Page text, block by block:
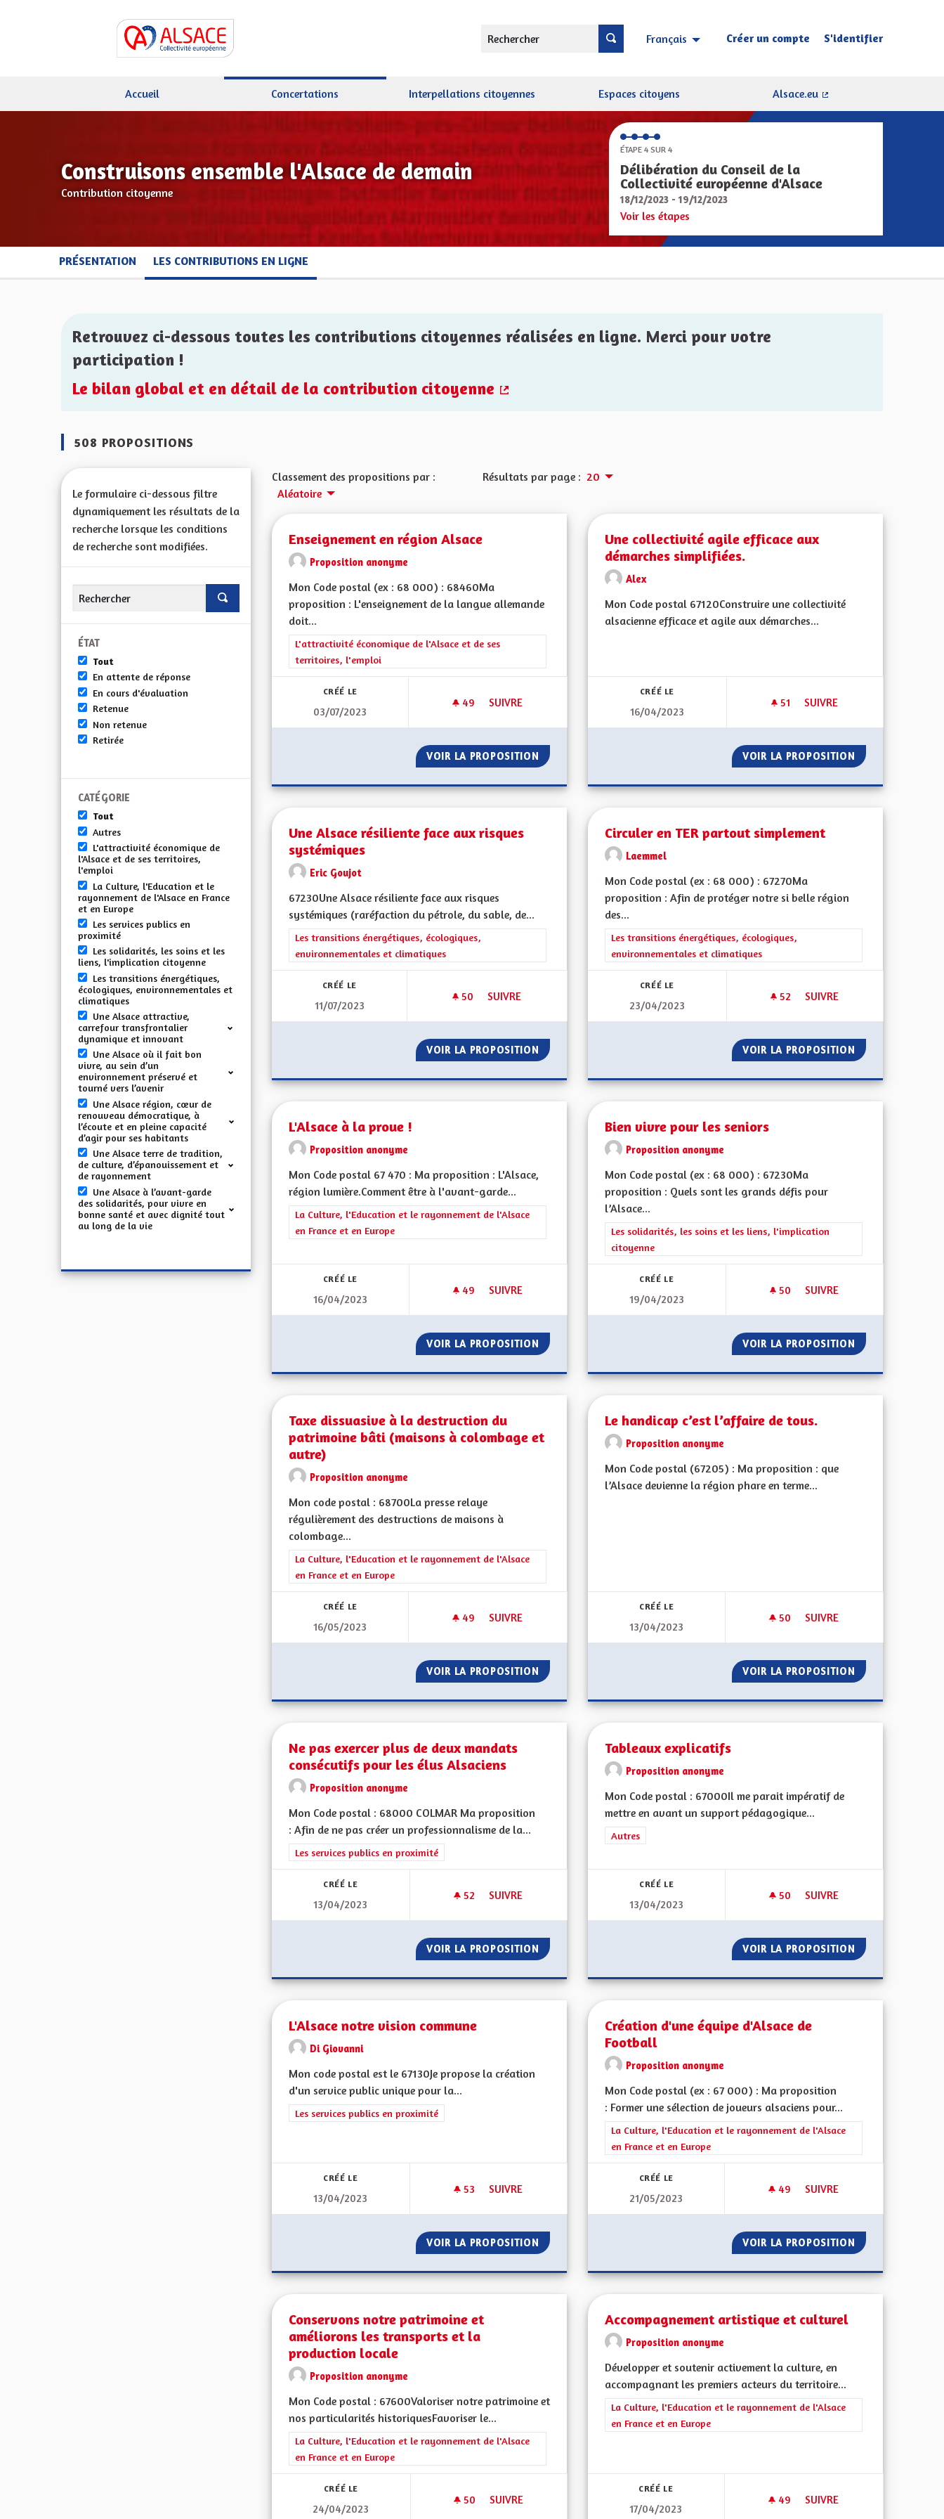
Rechercher Français Choisir la langue Sprache wählen
Créer un compte S'identifier
Accueil Concertations Interpellations citoyennes Espaces citoyens
Alsace.eu
Construisons ensemble l'Alsace de demain
Contribution citoyenne
ÉTAPE 4 SUR 4
Délibération du Conseil de la
Collectivité européenne d'Alsace
18/12/2023 - 19/12/2023
Voir les étapes
PRÉSENTATION LES CONTRIBUTIONS EN LIGNE
Retrouvez ci-dessous toutes les contributions citoyennes réalisées en ligne. Merci pour votre
participation !
Le bilan global et en détail de la contribution citoyenne
508 PROPOSITIONS
Le formulaire ci-dessous filtre
dynamiquement les résultats de la
recherche lorsque les conditions
de recherche sont modifiées.
ÉTAT
Tout
En attente de réponse
En cours d'évaluation
Retenue
Non retenue
Retirée
CATÉGORIE
Tout
Autres
L'attractivité économique de
l'Alsace et de ses territoires,
l'emploi
La Culture, l'Education et le
rayonnement de l'Alsace en France
et en Europe
Les services publics en
proximité
Les solidarités, les soins et les
liens, l'implication citoyenne
Les transitions énergétiques,
écologiques, environnementales et
climatiques
Une Alsace attractive,
carrefour transfrontalier
dynamique et innovant
Une Alsace où il fait bon
vivre, au sein d’un
environnement préservé et
tourné vers l’avenir
Une Alsace région, cœur de
renouveau démocratique, à
l’écoute et en pleine capacité
d’agir pour ses habitants
Une Alsace terre de tradition,
de culture, d’épanouissement et
de rayonnement
Une Alsace à l’avant-garde
des solidarités, pour vivre en
bonne santé et avec dignité tout
au long de la vie
Classement des propositions par :
Aléatoire
Résultats par page : 20
Enseignement en région Alsace
Proposition anonyme
Mon Code postal (ex : 68 000) : 68460Ma
proposition : L'enseignement de la langue allemande
doit...
Filtrer les résultats de la catégorie : L'attractivité économique de l'Alsace et de ses territoires, l'emploi
L'attractivité économique de l'Alsace et de ses
territoires, l'emploi
CRÉÉ LE
03/07/2023
49 49 ABONNÉS
SUIVRE
ENSEIGNEMENT EN RÉGION ALSACE
VOIR LA PROPOSITION ENSEIGNEMENT EN RÉGION ALSACE
Une collectivité agile efficace aux
démarches simplifiées.
Alex
Mon Code postal 67120Construire une collectivité
alsacienne efficace et agile aux démarches...
CRÉÉ LE
16/04/2023
51 51 ABONNÉS
SUIVRE
VOIR LA PROPOSITION UNE
Une Alsace résiliente face aux risques
systémiques
Eric Goujot
67230Une Alsace résiliente face aux risques
systémiques (raréfaction du pétrole, du sable, de...
Filtrer les résultats de la catégorie : Les transitions énergétiques, écologiques, environnementales et climatiques
Les transitions énergétiques, écologiques,
environnementales et climatiques
CRÉÉ LE
11/07/2023
50 50 ABONNÉS
SUIVRE
UNE ALSACE RÉSILIENTE FACE AUX RISQUES SYSTÉMIQUES
VOIR LA PROPOSITION UNE ALSACE RÉSILIENTE FACE AUX RISQUES SYSTÉMIQUES
Circuler en TER partout simplement
Laemmel
Mon Code postal (ex : 68 000) : 67270Ma
proposition : Afin de protéger notre si belle région
des...
Filtrer les résultats de la catégorie : Les transitions énergétiques,
Les transitions énergétiques, écologiques,
environnementales et climatiques
CRÉÉ LE
23/04/2023
52 52 ABONNÉS
SUIVRE
VOIR LA PROPOSITION CIRCULER EN
L'Alsace à la proue !
Proposition anonyme
Mon Code postal 67 470 : Ma proposition : L'Alsace,
région lumière.Comment être à l'avant-garde...
Filtrer les résultats de la catégorie : La Culture, l'Education et le rayonnement de l'Alsace en France et en Europe
La Culture, l'Education et le rayonnement de l'Alsace
en France et en Europe
CRÉÉ LE
16/04/2023
49 49 ABONNÉS
SUIVRE
VOIR LA PROPOSITION L'ALSACE À LA PROUE !
Bien vivre pour les seniors
Proposition anonyme
Mon Code postal (ex : 68 000) : 67230Ma
proposition : Quels sont les grands défis pour
l’Alsace...
Filtrer les résultats de la catégorie : Les solidarités, les soins et les liens,
Les solidarités, les soins et les liens, l'implication
citoyenne
CRÉÉ LE
19/04/2023
50 50 ABONNÉS
SUIVRE
VOIR LA PROPOSITION BIEN VIVRE
Taxe dissuasive à la destruction du
patrimoine bâti (maisons à colombage et
autre)
Proposition anonyme
Mon code postal : 68700La presse relaye
régulièrement des destructions de maisons à
colombage...
Filtrer les résultats de la catégorie : La Culture, l'Education et le rayonnement de l'Alsace en France et en Europe
La Culture, l'Education et le rayonnement de l'Alsace
en France et en Europe
CRÉÉ LE
16/05/2023
49 49 ABONNÉS
SUIVRE
TAXE DISSUASIVE À LA DESTRUCTION DU PATRIMOINE BÂTI (MAISONS À COLOMBAGE ET AUTRE)
VOIR LA PROPOSITION TAXE DISSUASIVE À LA DESTRUCTION DU PATRIMOINE BÂTI (MAISONS À
Le handicap c’est l’affaire de tous.
Proposition anonyme
Mon Code postal (67205) : Ma proposition : que
l’Alsace devienne la région phare en terme...
CRÉÉ LE
13/04/2023
50 50 ABONNÉS
SUIVRE
VOIR LA PROPOSITION LE HANDICAP
Ne pas exercer plus de deux mandats
consécutifs pour les élus Alsaciens
Proposition anonyme
Mon Code postal : 68000 COLMAR Ma proposition
: Afin de ne pas créer un professionnalisme de la...
Filtrer les résultats de la catégorie : Les services publics en proximité
Les services publics en proximité
CRÉÉ LE
13/04/2023
52 52 ABONNÉS
SUIVRE
NE PAS EXERCER PLUS DE DEUX MANDATS CONSÉCUTIFS POUR LES ÉLUS ALSACIENS
VOIR LA PROPOSITION NE PAS EXERCER PLUS DE DEUX MANDATS CONSÉCUTIFS POUR LES ÉLUS
Tableaux explicatifs
Proposition anonyme
Mon Code postal : 67000Il me parait impératif de
mettre en avant un support pédagogique...
Filtrer les résultats de la catégorie : Autres
Autres
CRÉÉ LE
13/04/2023
50 50 ABONNÉS
SUIVRE
VOIR LA PROPOSITION TABLEAUX
L'Alsace notre vision commune
Di Giovanni
Mon code postal est le 67130Je propose la création
d'un service public unique pour la...
Filtrer les résultats de la catégorie : Les services publics en proximité
Les services publics en proximité
CRÉÉ LE
13/04/2023
53 53 ABONNÉS
SUIVRE
L'ALSACE NOTRE VISION COMMUNE
VOIR LA PROPOSITION L'ALSACE NOTRE VISION COMMUNE
Création d'une équipe d'Alsace de
Football
Proposition anonyme
Mon Code postal (ex : 67 000) : Ma proposition
: Former une sélection de joueurs alsaciens pour...
Filtrer les résultats de la catégorie : La Culture, l'Education et le
La Culture, l'Education et le rayonnement de l'Alsace
en France et en Europe
CRÉÉ LE
21/05/2023
49 49 ABONNÉS
SUIVRE
VOIR LA PROPOSITION CRÉATION
Conservons notre patrimoine et
améliorons les transports et la
production locale
Proposition anonyme
Mon Code postal : 67600Valoriser notre patrimoine et
nos particularités historiquesFavoriser le...
Filtrer les résultats de la catégorie : La Culture, l'Education et le rayonnement de l'Alsace en France et en Europe
La Culture, l'Education et le rayonnement de l'Alsace
en France et en Europe
CRÉÉ LE
24/04/2023
50 50 ABONNÉS
SUIVRE
CONSERVONS NOTRE PATRIMOINE ET AMÉLIORONS LES TRANSPORTS ET LA PRODUCTION LOCALE
Accompagnement artistique et culturel
Proposition anonyme
Développer et soutenir activement la culture, en
accompagnant les premiers acteurs du territoire...
Filtrer les résultats de la catégorie : La Culture, l'Education et le
La Culture, l'Education et le rayonnement de l'Alsace
en France et en Europe
CRÉÉ LE
17/04/2023
49 49 ABONNÉS
SUIVRE